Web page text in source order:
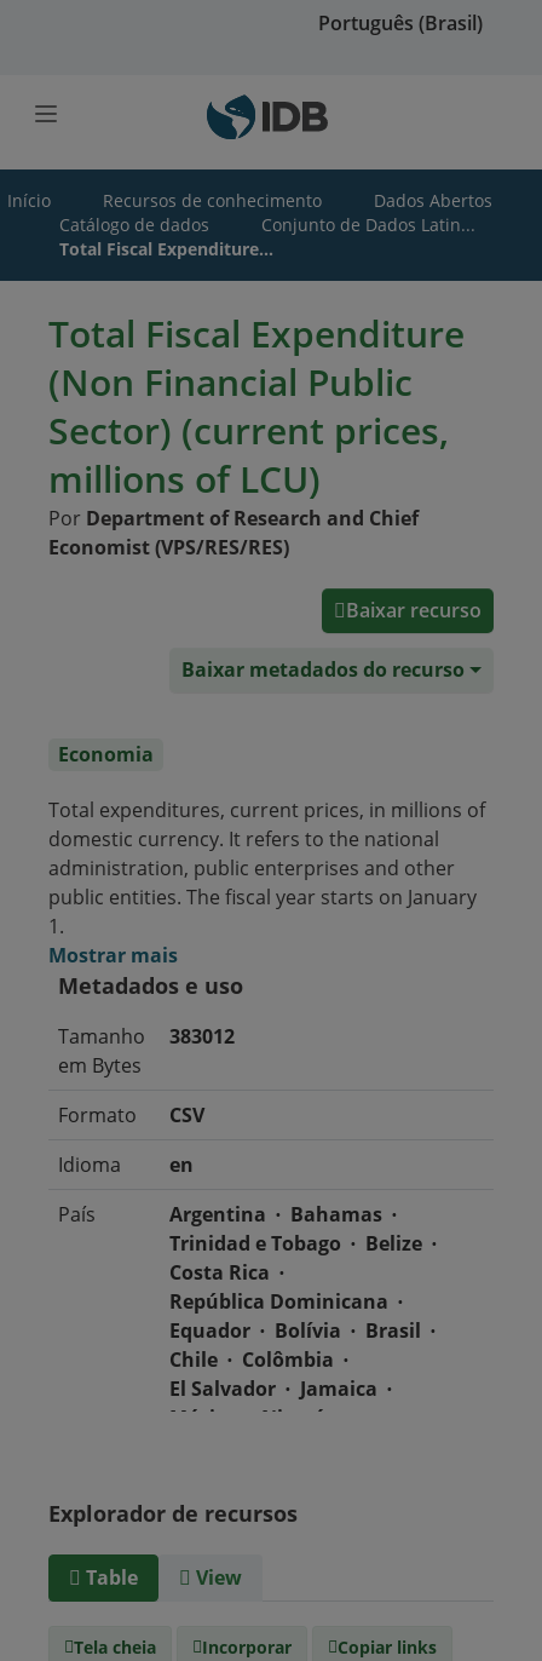
Português (Brasil)
Início Recursos de conhecimento
Dados Abertos
Catálogo de dados
Conjunto de Dados Latin...
Total Fiscal Expenditure...
Total Fiscal Expenditure
(Non Financial Public
Sector) (current prices,
millions of LCU)
Por Department of Research and Chief
Economist (VPS/RES/RES)
Baixar recurso
Baixar metadados do recurso
Economia
Total expenditures, current prices, in millions of
domestic currency. It refers to the national
administration, public enterprises and other
public entities. The fiscal year starts on January
1.
Mostrar mais
Metadados e uso
Tamanho
em Bytes
383012
Formato
CSV
Idioma
en
País
Argentina
Bahamas
Trinidad e Tobago
Belize
Costa Rica
República Dominicana
Equador
Bolívia
Brasil
Chile
Colômbia
El Salvador
Jamaica
México
Nicarágua
Uruguai
Venezuela
Suriname
Mídia
Explorador de recursos
Table View
Tela cheia Incorporar Copiar links